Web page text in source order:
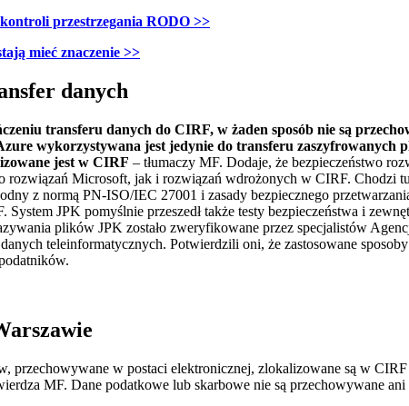
przestrzegania RODO >>
mieć znaczenie >>
danych
transferu danych do CIRF, w żaden sposób nie są
wykorzystywana jest jedynie do transferu zaszyfrowanych
jest w CIRF – tłumaczy MF. Dodaje, że bezpieczeństwo
rozwiązań Microsoft, jak i rozwiązań wdrożonych w CIRF. Chodzi
z normą PN-ISO/IEC 27001 i zasady bezpiecznego
JPK pomyślnie przeszedł także testy bezpieczeństwa i
plików JPK zostało zweryfikowane przez specjalistów
teleinformatycznych. Potwierdzili oni, że zastosowane
przechowywane w postaci elektronicznej, zlokalizowane są w
MF. Dane podatkowe lub skarbowe nie są przechowywane